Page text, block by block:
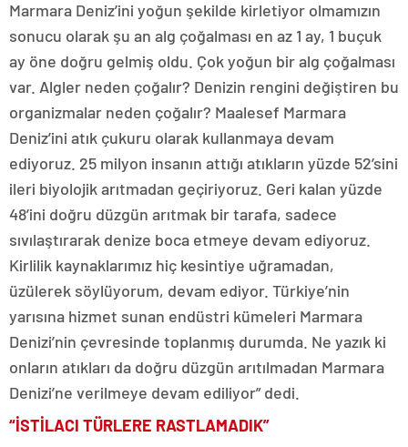
Marmara Deniz’ini yoğun şekilde kirletiyor olmamızın
sonucu olarak şu an alg çoğalması en az 1 ay, 1 buçuk
ay öne doğru gelmiş oldu. Çok yoğun bir alg çoğalması
var. Algler neden çoğalır? Denizin rengini değiştiren bu
organizmalar neden çoğalır? Maalesef Marmara
Deniz’ini atık çukuru olarak kullanmaya devam
ediyoruz. 25 milyon insanın attığı atıkların yüzde 52’sini
ileri biyolojik arıtmadan geçiriyoruz. Geri kalan yüzde
48’ini doğru düzgün arıtmak bir tarafa, sadece
sıvılaştırarak denize boca etmeye devam ediyoruz.
Kirlilik kaynaklarımız hiç kesintiye uğramadan,
üzülerek söylüyorum, devam ediyor. Türkiye’nin
yarısına hizmet sunan endüstri kümeleri Marmara
Denizi’nin çevresinde toplanmış durumda. Ne yazık ki
onların atıkları da doğru düzgün arıtılmadan Marmara
Denizi’ne verilmeye devam ediliyor” dedi.
“İSTİLACI TÜRLERE RASTLAMADIK”